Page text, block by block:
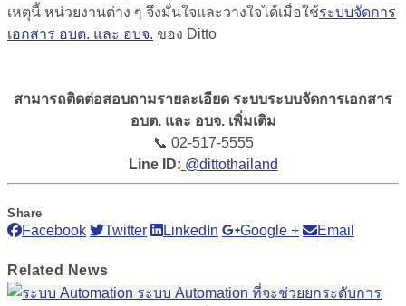
เหตุนี้ หน่วยงานต่าง ๆ จึงมั่นใจและวางใจได้เมื่อใช้ระบบจัดการ
เอกสาร อบต. และ อบจ. ของ Ditto
สามารถติดต่อสอบถามรายละเอียด ระบบระบบจัดการเอกสาร
อบต. และ อบจ. เพิ่มเติม
📞 02-517-5555
Line ID: @dittothailand
Share
Facebook Twitter LinkedIn Google + Email
Related
News
ระบบ Automation ที่จะช่วยยกระดับการ